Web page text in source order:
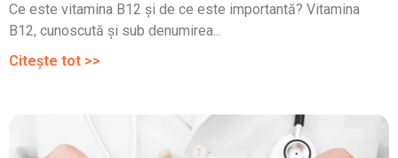
Ce este vitamina B12 și de ce este importantă? Vitamina
B12, cunoscută și sub denumirea...
Citește tot >>